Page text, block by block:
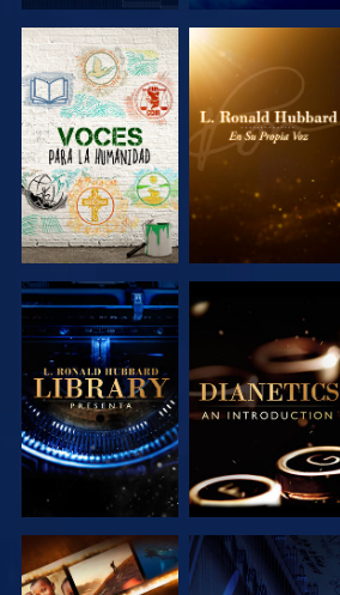
EXPLORA LAS
SERIES
EXPLORA LAS
SERIES
EXPLORA LAS
SERIES
EXPLORA LAS
SERIES